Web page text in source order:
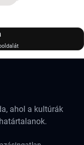
ahol a kultúrák